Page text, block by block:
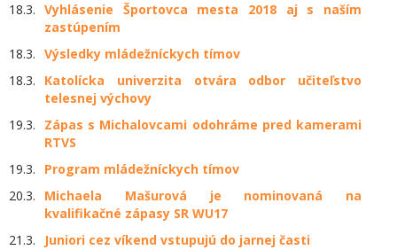
18.3. Vyhlásenie Športovca mesta 2018 aj s naším
zastúpením
18.3. Výsledky mládežníckych tímov
18.3.
Katolícka univerzita otvára odbor učiteľstvo
telesnej výchovy
19.3.
Zápas s Michalovcami odohráme pred kamerami
RTVS
19.3.
Program mládežníckych tímov
20.3.
Michaela Mašurová je nominovaná na
kvalifikačné zápasy SR WU17
21.3.
Juniori cez víkend vstupujú do jarnej časti